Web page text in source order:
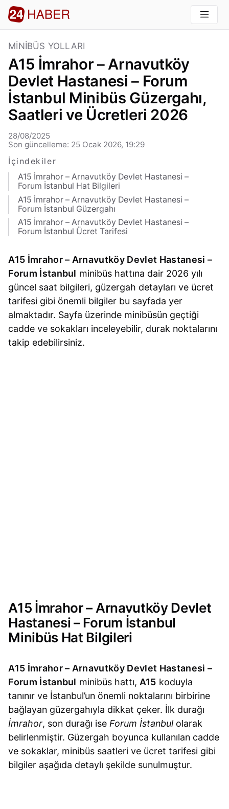
MINIBÜS YOLLARI
A15 İmrahor – Arnavutköy
Devlet Hastanesi – Forum
İstanbul Minibüs Güzergahı,
Saatleri ve Ücretleri 2026
28/08/2025
Son güncelleme: 25 Ocak 2026, 19:29
İçindekiler
A15 İmrahor – Arnavutköy Devlet Hastanesi –
Forum İstanbul Hat Bilgileri
A15 İmrahor – Arnavutköy Devlet Hastanesi –
Forum İstanbul Güzergahı
A15 İmrahor – Arnavutköy Devlet Hastanesi –
Forum İstanbul Ücret Tarifesi
A15 İmrahor – Arnavutköy Devlet Hastanesi –
Forum İstanbul minibüs hattına dair 2026 yılı
güncel saat bilgileri, güzergah detayları ve ücret
tarifesi gibi önemli bilgiler bu sayfada yer
almaktadır. Sayfa üzerinde minibüsün geçtiği
cadde ve sokakları inceleyebilir, durak noktalarını
takip edebilirsiniz.
A15 İmrahor – Arnavutköy Devlet
Hastanesi – Forum İstanbul
Minibüs Hat Bilgileri
A15 İmrahor – Arnavutköy Devlet Hastanesi –
Forum İstanbul minibüs hattı, A15 koduyla
tanınır ve İstanbul’un önemli noktalarını birbirine
bağlayan güzergahıyla dikkat çeker. İlk durağı
İmrahor, son durağı ise Forum İstanbulolarak
belirlenmiştir. Güzergah boyunca kullanılan cadde
ve sokaklar, minibüs saatleri ve ücret tarifesi gibi
bilgiler aşağıda detaylı şekilde sunulmuştur.